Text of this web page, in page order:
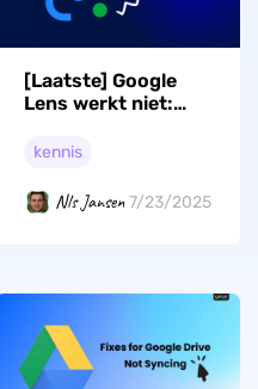
[Laatste] Google
Lens werkt niet:
oplossingen
kennis
Nls Jansen 7/23/2025